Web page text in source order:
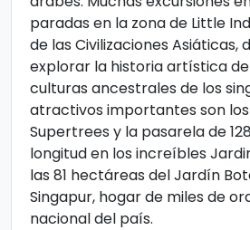
paradas en la zona de Little
de las Civilizaciones Asiáticas,
explorar la historia artística de
culturas ancestrales de los
atractivos importantes son los
Supertrees y la pasarela de
longitud en los increíbles
las 81 hectáreas del Jardín
Singapur, hogar de miles de
nacional del país.